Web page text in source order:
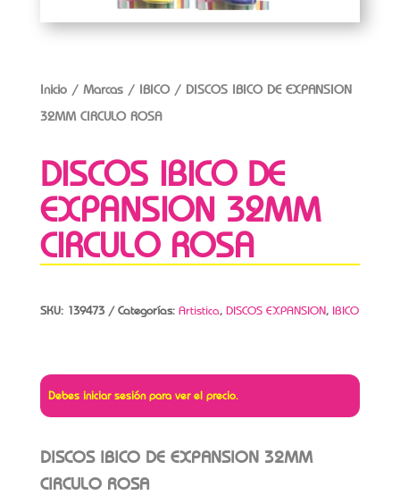
Inicio/ Marcas/ IBICO/ DISCOS IBICO DE EXPANSION
32MM CIRCULO ROSA
DISCOS IBICO DE
EXPANSION 32MM
CIRCULO ROSA
SKU: 139473 Categorías: Artistica, DISCOS EXPANSION, IBICO
Debes iniciar sesión para ver el precio.
DISCOS IBICO DE EXPANSION 32MM
CIRCULO ROSA